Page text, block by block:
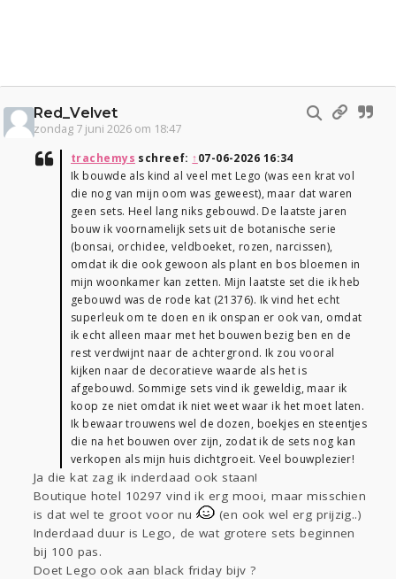
Red_Velvet
zondag 7 juni 2026 om 18:47
trachemys schreef: ↑07-06-2026 16:34
Ik bouwde als kind al veel met Lego (was een krat vol
die nog van mijn oom was geweest), maar dat waren
geen sets. Heel lang niks gebouwd. De laatste jaren
bouw ik voornamelijk sets uit de botanische serie
(bonsai, orchidee, veldboeket, rozen, narcissen),
omdat ik die ook gewoon als plant en bos bloemen in
mijn woonkamer kan zetten. Mijn laatste set die ik heb
gebouwd was de rode kat (21376). Ik vind het echt
superleuk om te doen en ik onspan er ook van, omdat
ik echt alleen maar met het bouwen bezig ben en de
rest verdwijnt naar de achtergrond. Ik zou vooral
kijken naar de decoratieve waarde als het is
afgebouwd. Sommige sets vind ik geweldig, maar ik
koop ze niet omdat ik niet weet waar ik het moet laten.
Ik bewaar trouwens wel de dozen, boekjes en steentjes
die na het bouwen over zijn, zodat ik de sets nog kan
verkopen als mijn huis dichtgroeit. Veel bouwplezier!
Ja die kat zag ik inderdaad ook staan!
Boutique hotel 10297 vind ik erg mooi, maar misschien
is dat wel te groot voor nu
(en ook wel erg prijzig..)
Inderdaad duur is Lego, de wat grotere sets beginnen
bij 100 pas.
Doet Lego ook aan black friday bijv ?